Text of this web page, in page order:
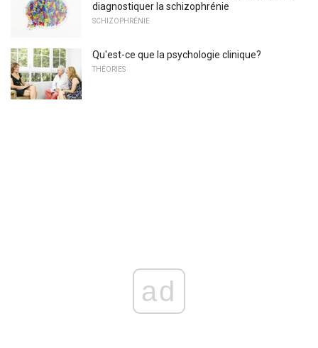
diagnostiquer la schizophrénie
SCHIZOPHRÉNIE
Qu'est-ce que la psychologie clinique?
THÉORIES
ad